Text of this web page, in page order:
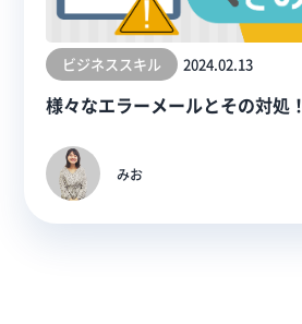
ビジネススキル 2024.02.13
様々なエラーメールとその対処！
みお